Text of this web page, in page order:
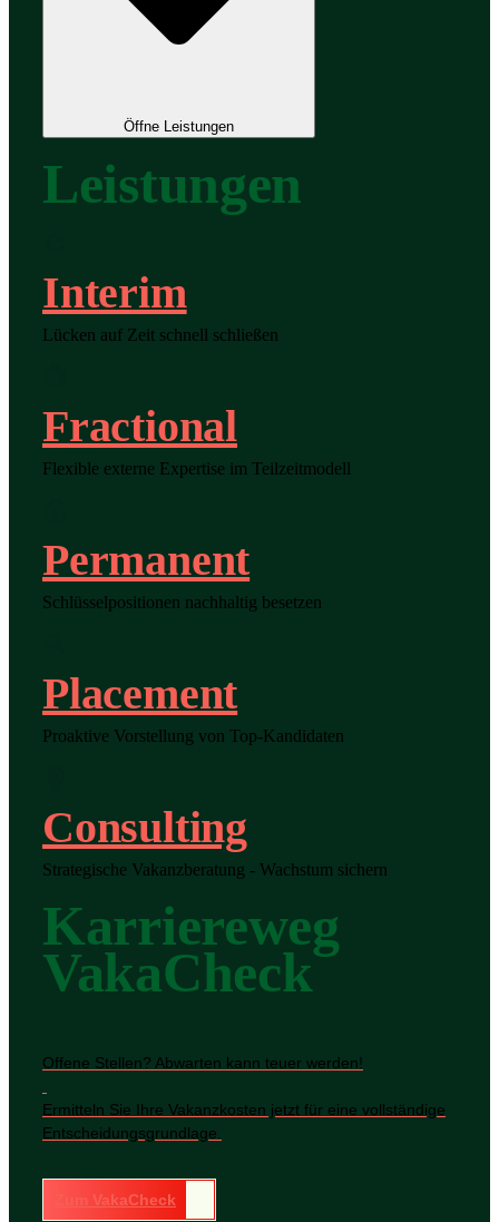
Öffne Leistungen
Leistungen
Interim
Lücken auf Zeit schnell schließen
Fractional
Flexible externe Expertise im Teilzeitmodell
Permanent
Schlüsselpositionen nachhaltig besetzen
Placement
Proaktive Vorstellung von Top-Kandidaten
Consulting
Strategische Vakanzberatung - Wachstum sichern
Karriereweg
VakaCheck
Offene Stellen? Abwarten kann teuer werden!
Ermitteln Sie Ihre Vakanzkosten jetzt für eine vollständige
Entscheidungsgrundlage.
Zum VakaCheck